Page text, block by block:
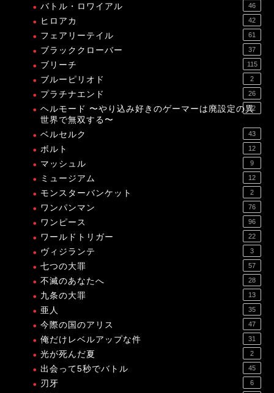
バトル・ロワイアル 46
ヒロアカ 42
フェアリーテイル 61
ブラッククローバー 37
ブリーチ 115
ブルーピリオド 2
プラチナエンド 26
ヘルモード 〜やり込み好きのゲーマーは廃設定の異
世界で無双する〜
12
ベルセルク 43
ボルト 12
マッシュル 9
ミュージアム 12
モンスターバンケット 2
ワンパンマン 76
ワンピース 96
ワールドトリガー 22
ヴィジランテ 3
七つの大罪 57
不滅のあなたへ 28
九条の大罪 13
亜人 35
今際の国のアリス 47
俺だけレベルアップな件 31
光が死んだ夏 2
出会って5秒でバトル 45
刃牙 6